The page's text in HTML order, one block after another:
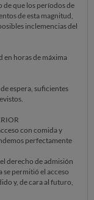
de que los períodos de
de esta magnitud,
inclemencias del
en horas de máxima
espera, suficientes
con comida y
perfectamente
derecho de admisión
se permitió el acceso
y, de cara al futuro,